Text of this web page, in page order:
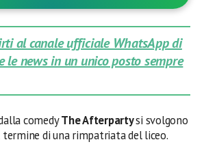
al canale ufficiale WhatsApp di
le news in un unico posto sempre
comedyThe Afterpartysi svolgono
di una rimpatriata del liceo.